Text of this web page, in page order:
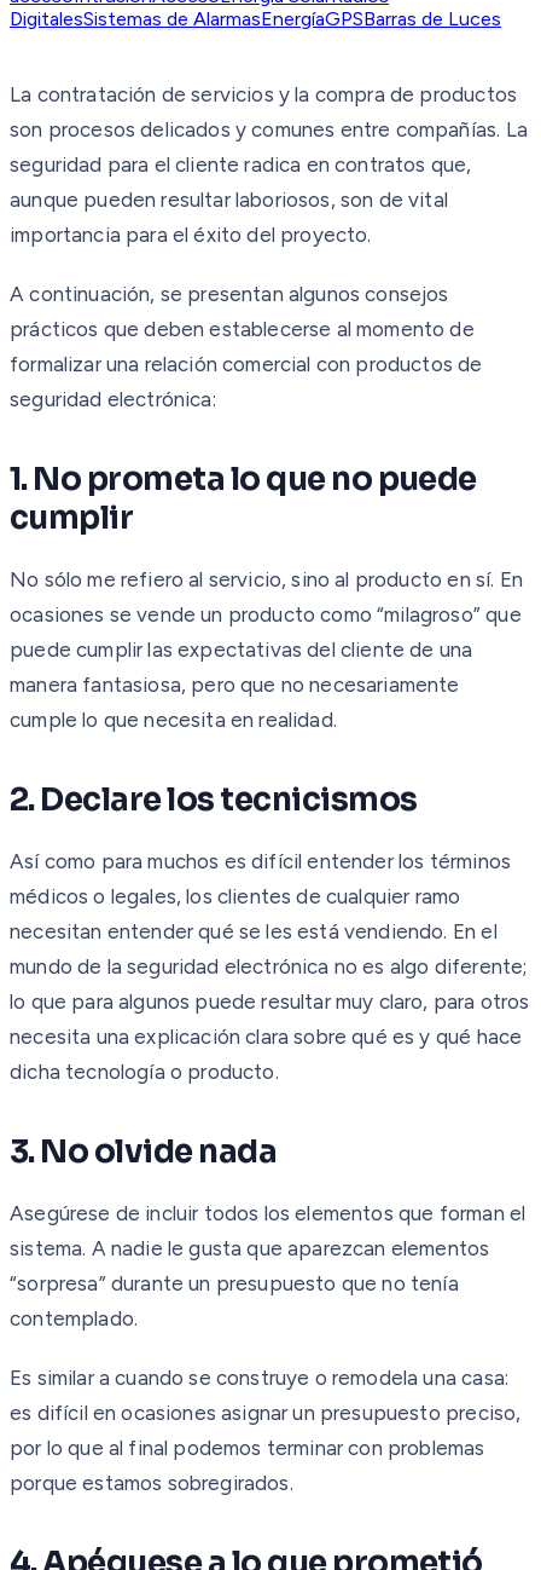
DigitalesSistemas de AlarmasEnergíaGPSBarras de Luces
La contratación de servicios y la compra de productos
son procesos delicados y comunes entre compañías. La
seguridad para el cliente radica en contratos que,
aunque pueden resultar laboriosos, son de vital
importancia para el éxito del proyecto.
A continuación, se presentan algunos consejos
prácticos que deben establecerse al momento de
formalizar una relación comercial con productos de
seguridad electrónica:
1. No prometa lo que no puede
cumplir
No sólo me refiero al servicio, sino al producto en sí. En
ocasiones se vende un producto como “milagroso” que
puede cumplir las expectativas del cliente de una
manera fantasiosa, pero que no necesariamente
cumple lo que necesita en realidad.
2. Declare los tecnicismos
Así como para muchos es difícil entender los términos
médicos o legales, los clientes de cualquier ramo
necesitan entender qué se les está vendiendo. En el
mundo de la seguridad electrónica no es algo diferente;
lo que para algunos puede resultar muy claro, para otros
necesita una explicación clara sobre qué es y qué hace
dicha tecnología o producto.
3. No olvide nada
Asegúrese de incluir todos los elementos que forman el
sistema. A nadie le gusta que aparezcan elementos
“sorpresa” durante un presupuesto que no tenía
contemplado.
Es similar a cuando se construye o remodela una casa:
es difícil en ocasiones asignar un presupuesto preciso,
por lo que al final podemos terminar con problemas
porque estamos sobregirados.